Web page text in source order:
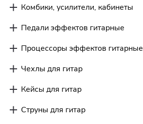
Комбики, усилители, кабинеты
Педали эффектов гитарные
Процессоры эффектов гитарные
Чехлы для гитар
Кейсы для гитар
Струны для гитар